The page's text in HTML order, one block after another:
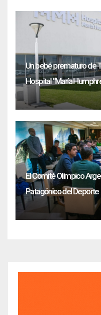
Un bebé prematuro de
Hospital “María
El Comité Olímpico
Patagónico del Deporte